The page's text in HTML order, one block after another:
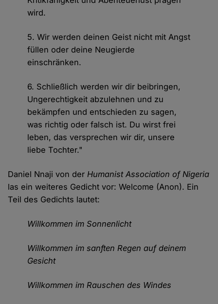
wird.
5. Wir werden deinen Geist nicht mit Angst
füllen oder deine Neugierde
einschränken.
6. Schließlich werden wir dir beibringen,
Ungerechtigkeit abzulehnen und zu
bekämpfen und entschieden zu sagen,
was richtig oder falsch ist. Du wirst frei
leben, das versprechen wir dir, unsere
liebe Tochter."
Daniel Nnaji von derHumanist Association of Nigeria
las ein weiteres Gedicht vor: Welcome (Anon). Ein
Teil des Gedichts lautet:
Willkommen im Sonnenlicht
Willkommen im sanften Regen auf deinem
Gesicht
Willkommen im Rauschen des Windes